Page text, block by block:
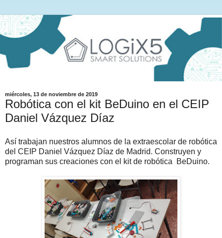
miércoles, 13 de noviembre de 2019
Robótica con el kit BeDuino en el CEIP
Daniel Vázquez Díaz
Así trabajan nuestros alumnos de la extraescolar de robótica
del CEIP Daniel Vázquez Díaz de Madrid. Construyen y
programan sus creaciones con el kit de robótica BeDuino.